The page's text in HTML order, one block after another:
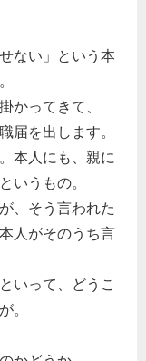
ない」という本
かってきて、
届を出します。
本人にも、親に
いうもの。
、そう言われた
人がそのうち言
いって、どうこ
。